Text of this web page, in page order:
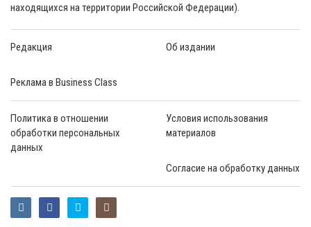
находящихся на территории Российской Федерации).
Редакция Об издании
Реклама в Business Class
Политика в отношении
обработки персональных
данных
Условия использования
материалов
Согласие на обработку данных